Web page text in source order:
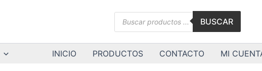
Búsqueda
BUSCAR
INICIO PRODUCTOS CONTACTO MI